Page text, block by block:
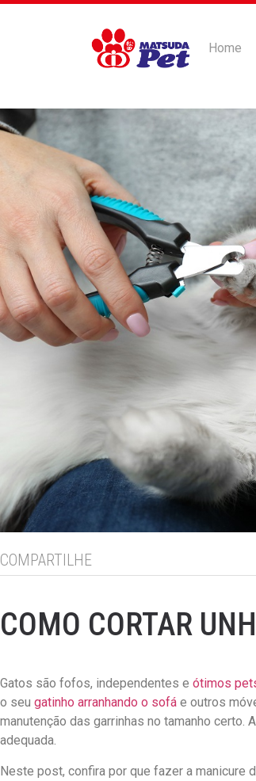
Home
COMPARTILHE
COMO CORTAR
Gatos são fofos, independentes e ótimos
o seu gatinho arranhando o sofá e outros
manutenção das garrinhas no tamanho certo.
adequada.
Neste post, confira por que fazer a manicure